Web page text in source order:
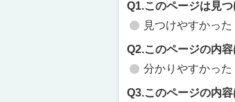
Q1.このページは見
見つけやすかった
Q2.このページの内
分かりやすかった
Q3.このページの内